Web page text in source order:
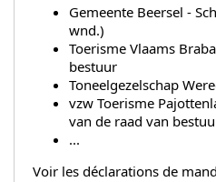
Gemeente Beersel -
wnd.)
Toerisme Vlaams
bestuur
Toneelgezelschap
vzw Toerisme
van de raad van
...
Voir les déclarations de